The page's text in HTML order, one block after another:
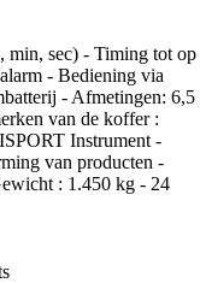
min, sec) - Timing tot op
- Bediening via
- Afmetingen: 6,5
van de koffer :
Instrument -
van producten -
: 1.450 kg - 24